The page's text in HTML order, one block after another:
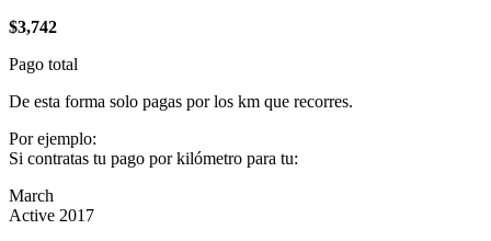
$3,742
Pago total
De esta forma solo pagas por los km que recorres.
Por ejemplo:
Si contratas tu pago por kilómetro para tu:
March
Active 2017